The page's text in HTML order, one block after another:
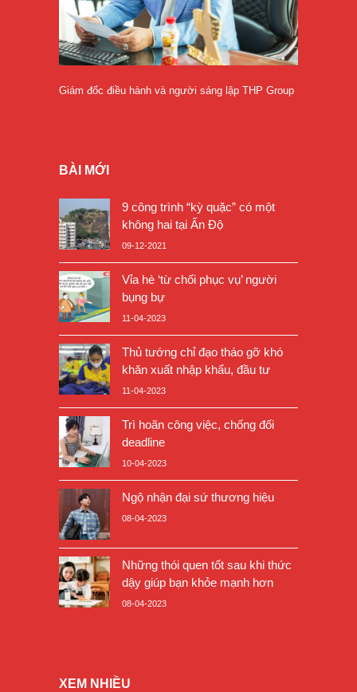
Giám đốc điều hành và người sáng lập THP Group
BÀI MỚI
9 công trình “kỳ quặc” có một
không hai tại Ấn Độ
09-12-2021
Vỉa hè ‘từ chối phục vụ’ người
bụng bự
11-04-2023
Thủ tướng chỉ đạo tháo gỡ khó
khăn xuất nhập khẩu, đầu tư
11-04-2023
Trì hoãn công việc, chống đối
deadline
10-04-2023
Ngộ nhận đại sứ thương hiệu
08-04-2023
Những thói quen tốt sau khi thức
dậy giúp bạn khỏe mạnh hơn
08-04-2023
XEM NHIỀU